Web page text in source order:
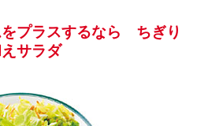
をプラスするなら ちぎり
サラダ